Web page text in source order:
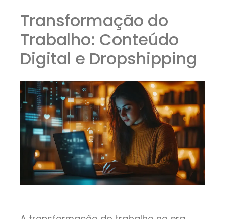
Transformação do
Trabalho: Conteúdo
Digital e Dropshipping